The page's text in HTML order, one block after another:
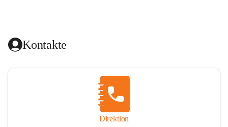
Kontakte
Direktion